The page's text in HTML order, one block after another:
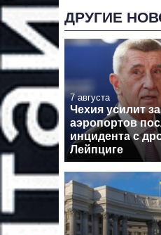
ДРУГИЕ
7 августа
Чехия усилит
аэропортов
инцидента с
Лейпциге